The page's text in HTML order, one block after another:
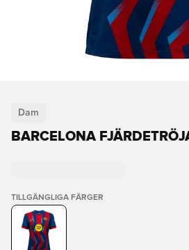
Dam
BARCELONA
TILLGÄNGLIGA FÄRGER